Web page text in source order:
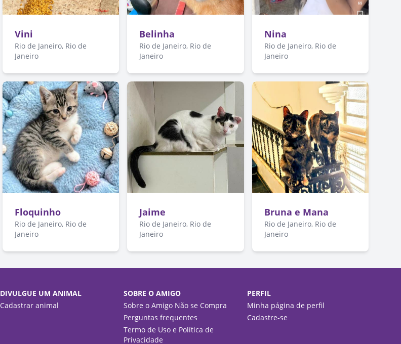
Vini
Rio de Janeiro, Rio de
Janeiro
Belinha
Rio de Janeiro, Rio de
Janeiro
Nina
Rio de Janeiro, Rio de
Janeiro
Floquinho
Rio de Janeiro, Rio de
Janeiro
Jaime
Rio de Janeiro, Rio de
Janeiro
Bruna e Mana
Rio de Janeiro, Rio de
Janeiro
DIVULGUE UM ANIMAL
Cadastrar animal
SOBRE O AMIGO
Sobre o Amigo Não se Compra
Perguntas frequentes
Termo de Uso e Política de
Privacidade
PERFIL
Minha página de perfil
Cadastre-se